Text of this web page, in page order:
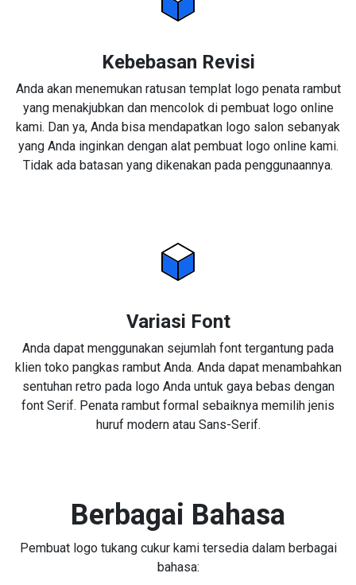
Kebebasan Revisi
Anda akan menemukan ratusan templat logo penata rambut
yang menakjubkan dan mencolok di pembuat logo online
kami. Dan ya, Anda bisa mendapatkan logo salon sebanyak
yang Anda inginkan dengan alat pembuat logo online kami.
Tidak ada batasan yang dikenakan pada penggunaannya.
Variasi Font
Anda dapat menggunakan sejumlah font tergantung pada
klien toko pangkas rambut Anda. Anda dapat menambahkan
sentuhan retro pada logo Anda untuk gaya bebas dengan
font Serif. Penata rambut formal sebaiknya memilih jenis
huruf modern atau Sans-Serif.
Berbagai Bahasa
Pembuat logo tukang cukur kami tersedia dalam berbagai
bahasa: